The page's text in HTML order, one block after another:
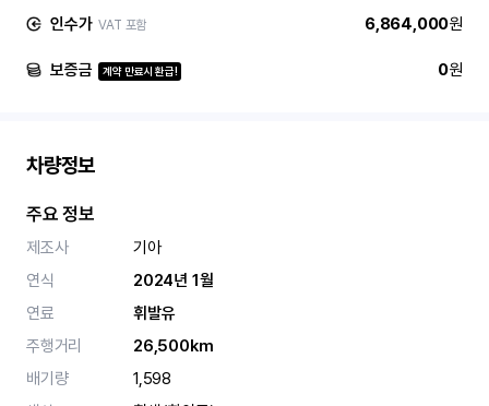
인수가 VAT 포함 6,864,000원
보증금 계약 만료시 환급! 0원
차량정보
주요 정보
제조사
기아
연식
2024년 1월
연료
휘발유
주행거리
26,500km
배기량
1,598